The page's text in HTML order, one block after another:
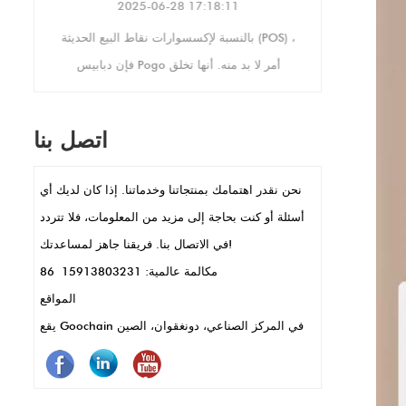
2025-06-28 17:18:11
بالنسبة لإكسسوارات نقاط البيع الحديثة (POS) ،
فإن دبابيس Pogo أمر لا بد منه. أنها تخلق
الاستخدام باستمرار. يسمح حجمها الصغير
في المحطات المحمولة المحمولة أو قراء
البطاقات. تتيح دبابيس POGO أيضًا نقل البيانات
السريعة والشحن ، وهي مفتاح للمعاملات
السريعة. بالإضافة إلى ذلك ، فهي متينة ومقاومة
باختصار ، تجعل دبابيس POGO أنظمة نقاط البيع
اتصل بنا
نحن نقدر اهتمامك بمنتجاتنا وخدماتنا. إذا كان لديك أي
أسئلة أو كنت بحاجة إلى مزيد من المعلومات، فلا تتردد
في الاتصال بنا. فريقنا جاهز لمساعدتك!
مكالمة عالمية: 86 15913803231
المواقع
يقع Goochain في المركز الصناعي، دونغقوان، الصين